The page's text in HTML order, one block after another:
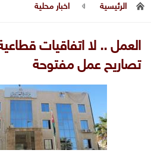
الرئيسية اخبار محلية
العمل .. لا اتفاقيات
تصاريح عمل مفتوحة